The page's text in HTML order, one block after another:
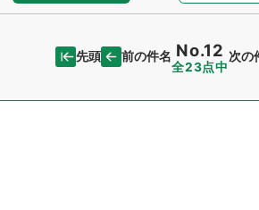
先頭 前の件名 No.12
全23点中
次の